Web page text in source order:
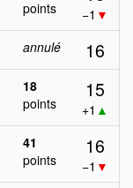
points
−1 ▼
annulé 16
18
points
15
+1 ▲
41
points
16
−1 ▼